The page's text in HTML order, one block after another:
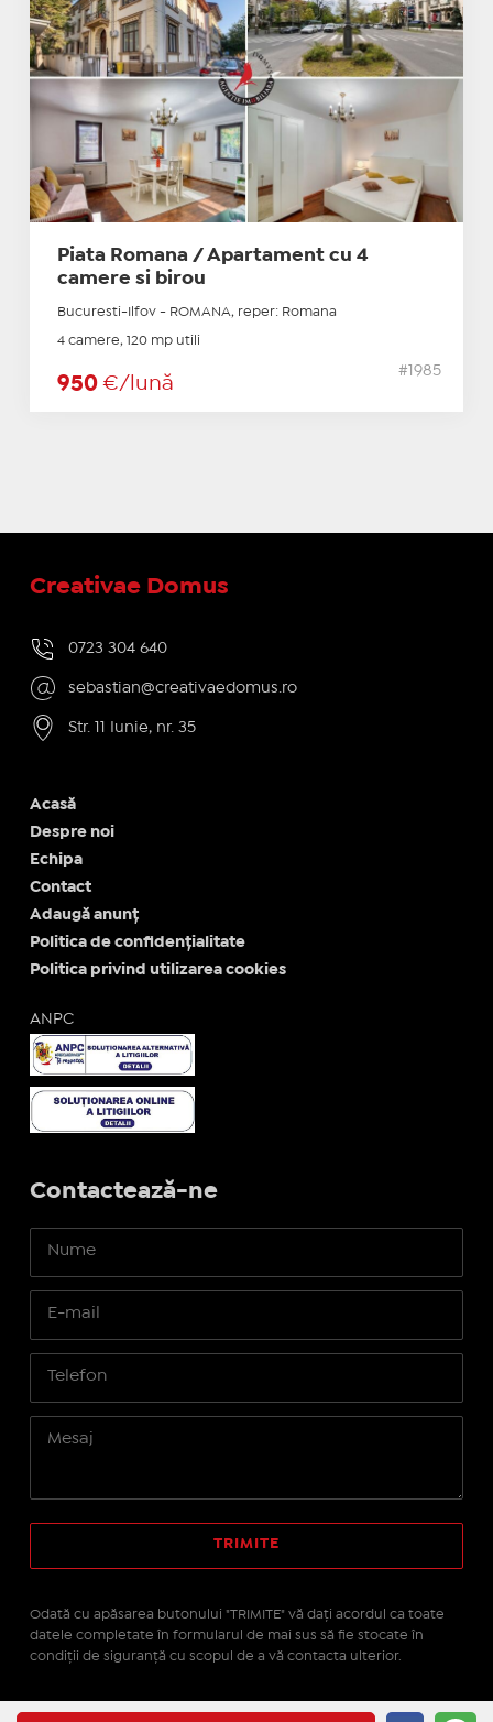
Piata Romana / Apartament cu 4
camere si birou
Bucuresti-Ilfov - ROMANA, reper: Romana
4 camere, 120 mp utili
950 €/lună
#1985
Creativae Domus
0723 304 640
sebastian@creativaedomus.ro
Str. 11 Iunie, nr. 35
Acasă
Despre noi
Echipa
Contact
Adaugă anunț
Politica de confidențialitate
Politica privind utilizarea cookies
ANPC
Contactează-ne
Odată cu apăsarea butonului "TRIMITE" vă daţi acordul ca toate
datele completate în formularul de mai sus să fie stocate în
condiţii de siguranţă cu scopul de a vă contacta ulterior.
IMOPEDIA.ro - Anunțuri